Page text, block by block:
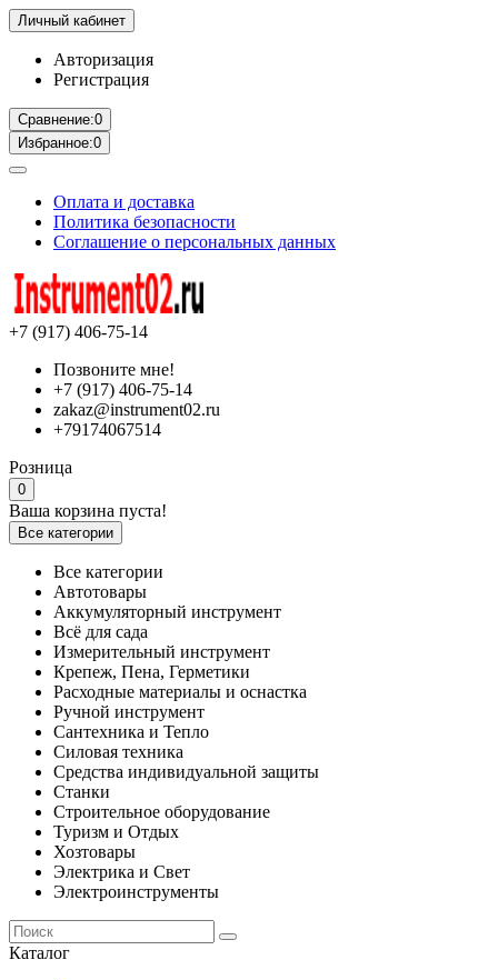
Личный кабинет
Авторизация
Регистрация
Сравнение:0
Избранное:0
Оплата и доставка
Политика безопасности
Соглашение о персональных данных
+7 (917) 406-75-14
Позвоните мне!
+7 (917) 406-75-14
zakaz@instrument02.ru
+79174067514
Розница
0
Ваша корзина пуста!
Все категории
Все категории
Автотовары
Аккумуляторный инструмент
Всё для сада
Измерительный инструмент
Крепеж, Пена, Герметики
Расходные материалы и оснастка
Ручной инструмент
Сантехника и Тепло
Силовая техника
Средства индивидуальной защиты
Станки
Строительное оборудование
Туризм и Отдых
Хозтовары
Электрика и Свет
Электроинструменты
Каталог